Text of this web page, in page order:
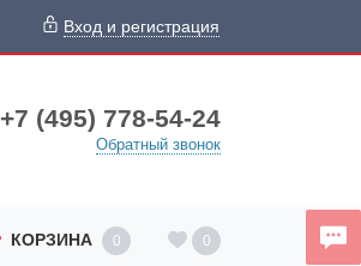
Вход и регистрация
+7 (495) 778-54-24
Обратный звонок
КОРЗИНА 0 0